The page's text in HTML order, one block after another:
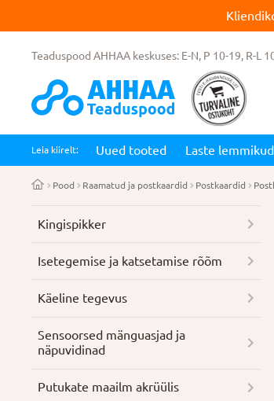
Teaduspood AHHAA keskuses: E-N, P 10-19, R-L
Leia kiirelt: Uued tooted Laste lemmikud
Pood Raamatud ja postkaardid Postkaardid
Kingispikker
Isetegemise ja katsetamise rõõm
Käeline tegevus
Sensoorsed mänguasjad ja
näpuvidinad
Putukate maailm akrüülis